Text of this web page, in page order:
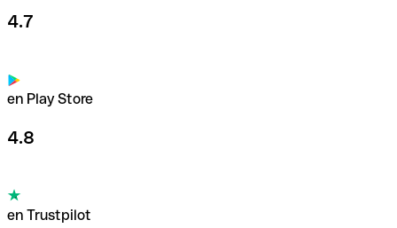
4.7
en Play Store
4.8
en Trustpilot